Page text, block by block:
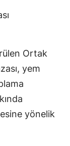
Ortak
yem
yönelik